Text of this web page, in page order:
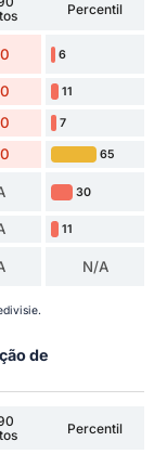
Percentil
6
11
7
65
30
11
N/A
de
Percentil